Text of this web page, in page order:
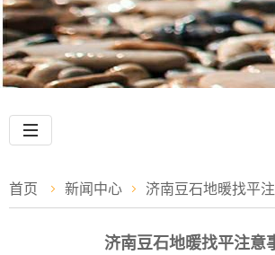
首页 新闻中心 济南豆石地暖找平
济南豆石地暖找平注意